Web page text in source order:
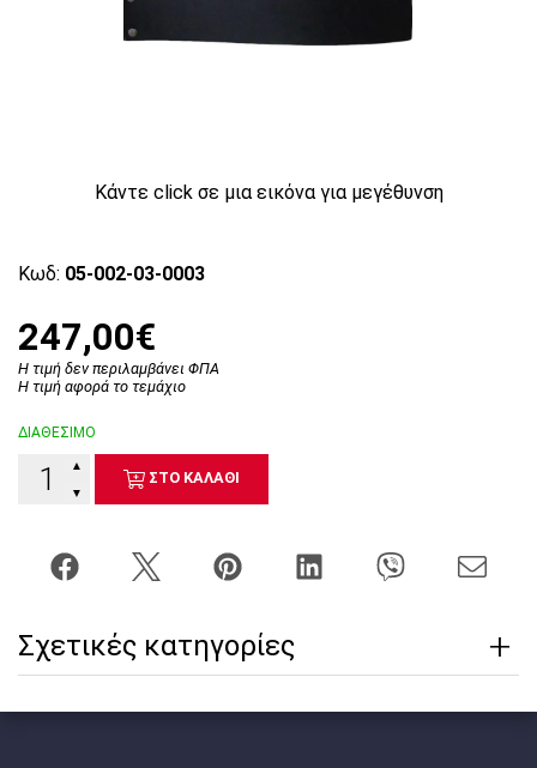
Κάντε click σε μια εικόνα για μεγέθυνση
Κωδ: 05-002-03-0003
247,00€
Η τιμή δεν περιλαμβάνει ΦΠΑ
Η τιμή αφορά το τεμάχιο
ΔΙΑΘΕΣΙΜΟ
▼
▲
ΣΤΟ ΚΑΛΑΘΙ
Σχετικές κατηγορίες